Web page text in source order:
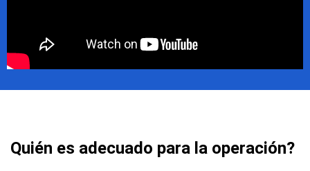
Quién es adecuado para la operación?